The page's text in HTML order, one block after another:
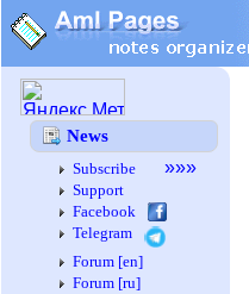
News
Subscribe »»»
Support
Facebook
Telegram
Forum [en]
Forum [ru]